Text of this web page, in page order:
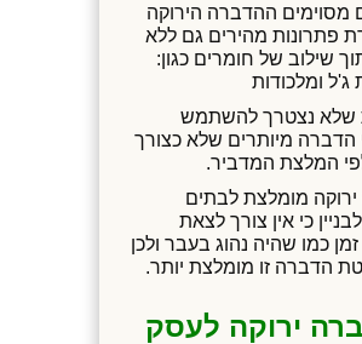
מסוימים ההדברה הירוקה
פתרונות מהירים גם ללא
שילוב של חומרים כגון:
ג'ל ומלכודות
שלא נצטרך להשתמש
הדברה מיותרים שלא כצורך
המלצת המדביר.
מומלצת לבתים
כי אין צורך לצאת
כמו שהיה נהוג בעבר ולכן
הדברה זו מומלצת יותר.
ירוקה לעסק